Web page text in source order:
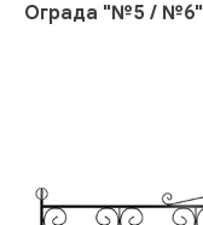
Ограда "№5 / №6"